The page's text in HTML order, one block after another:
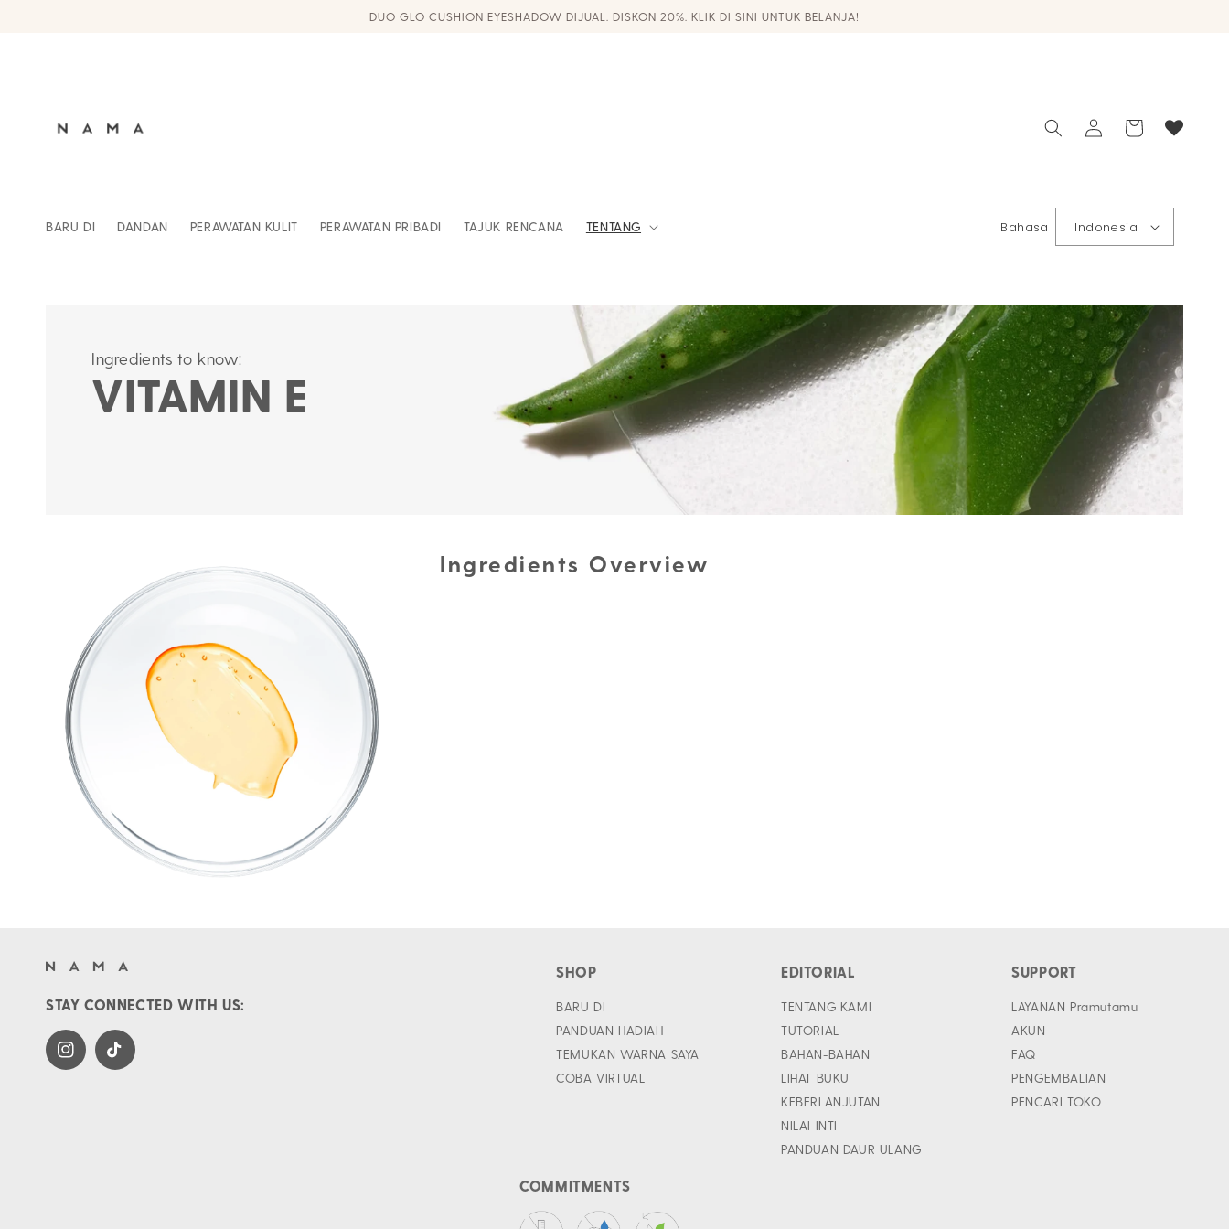
DUO GLO CUSHION EYESHADOW DIJUAL. DISKON 20%. KLIK DI SINI UNTUK BELANJA!
BARU DI DANDAN PERAWATAN KULIT PERAWATAN PRIBADI TAJUK RENCANA TENTANG Bahasa Indonesia
LoginKeranjang
Ingredients to know:
VITAMIN E
Ingredients Overview
STAY CONNECTED WITH US:
Instagram
TikTok
SHOP
BARU DI
PANDUAN HADIAH
TEMUKAN WARNA SAYA
COBA VIRTUAL
EDITORIAL
TENTANG KAMI
TUTORIAL
BAHAN-BAHAN
LIHAT BUKU
KEBERLANJUTAN
NILAI INTI
PANDUAN DAUR ULANG
SUPPORT
LAYANAN Pramutamu
AKUN
FAQ
PENGEMBALIAN
PENCARI TOKO
COMMITMENTS